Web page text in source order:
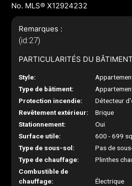
No. MLS® X12924232
Remarques :
(id:27)
PARTICULARITÉS DU
Style:
Type de bâtiment:
Protection incendie:
Détecteur
Revêtement extérieur:
Brique
Stationnement:
Oui
Surface utile:
600 - 699
Type de sous-sol:
Pas de
Type de chauffage:
Plinthes
Combustible de
chauffage:
Électrique